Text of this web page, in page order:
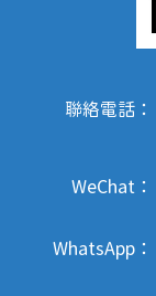
聯絡電話：
WeChat：
WhatsApp：